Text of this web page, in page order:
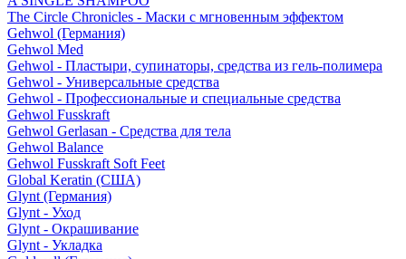
The Circle Chronicles - Маски с мгновенным эффектом
Gehwol (Германия)
Gehwol Med
Gehwol - Пластыри, супинаторы, средства из гель-полимера
Gehwol - Универсальные средства
Gehwol - Профессиональные и специальные средства
Gehwol Fusskraft
Gehwol Gerlasan - Средства для тела
Gehwol Balance
Gehwol Fusskraft Soft Feet
Global Keratin (США)
Glynt (Германия)
Glynt - Уход
Glynt - Окрашивание
Glynt - Укладка